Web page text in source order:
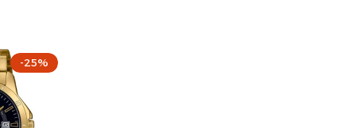
-25%